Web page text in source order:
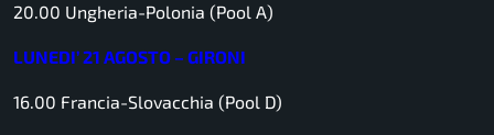
20.00 Ungheria-Polonia (Pool A)
LUNEDI’ 21 AGOSTO – GIRONI
16.00 Francia-Slovacchia (Pool D)